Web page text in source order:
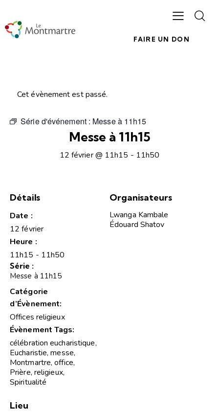
FAIRE UN DON
Cet évènement est passé.
Série d'événement : Messe à 11h15
Messe à 11h15
12 février @ 11h15 - 11h50
Détails
Date :
12 février
Heure :
11h15 - 11h50
Série :
Messe à 11h15
Catégorie
d’Évènement:
Offices religieux
Évènement Tags:
célébration eucharistique,
Eucharistie,messe,
Montmartre,office,
Prière, religieux,
Spiritualité
Organisateurs
Lwanga Kambale
Édouard Shatov
Lieu